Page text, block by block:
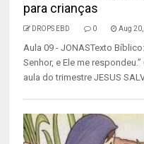
para crianças
DROPS EBD 0 Aug
Aula 09 - JONASTexto
Senhor, e Ele me
aula do trimestre JESUS